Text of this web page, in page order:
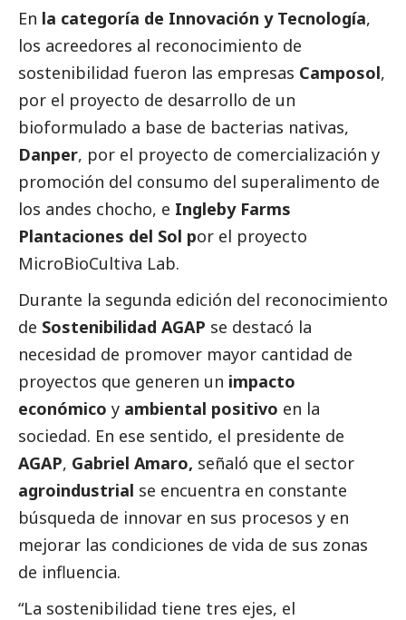
En la categoría de Innovación y Tecnología,
los acreedores al reconocimiento de
sostenibilidad fueron las empresas Camposol,
por el proyecto de desarrollo de un
bioformulado a base de bacterias nativas,
Danper, por el proyecto de comercialización y
promoción del consumo del superalimento de
los andes chocho, e Ingleby Farms
Plantaciones del Sol por el proyecto
MicroBioCultiva Lab.
Durante la segunda edición del reconocimiento
de Sostenibilidad AGAP se destacó la
necesidad de promover mayor cantidad de
proyectos que generen un impacto
económico y ambiental positivo en la
sociedad. En ese sentido, el presidente de
AGAP, Gabriel Amaro, señaló que el sector
agroindustrial se encuentra en constante
búsqueda de innovar en sus procesos y en
mejorar las condiciones de vida de sus zonas
de influencia.
“La sostenibilidad tiene tres ejes, el